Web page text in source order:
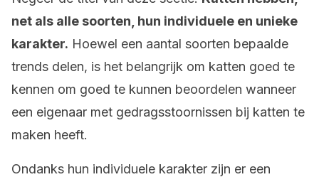
net als alle soorten, hun individuele en unieke
karakter. Hoewel een aantal soorten bepaalde
trends delen, is het belangrijk om katten goed te
kennen om goed te kunnen beoordelen wanneer
een eigenaar met gedragsstoornissen bij katten te
maken heeft.
Ondanks hun individuele karakter zijn er een